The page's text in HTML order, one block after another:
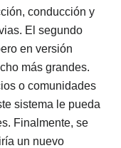
conducción y
El segundo
en versión
más grandes.
o comunidades
sistema le pueda
Finalmente, se
un nuevo